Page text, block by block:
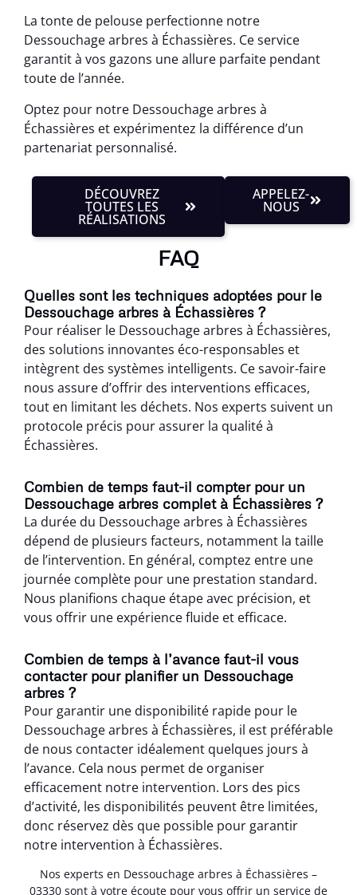
La tonte de pelouse perfectionne notre
Dessouchage arbres à Échassières. Ce service
garantit à vos gazons une allure parfaite pendant
toute de l’année.
Optez pour notre Dessouchage arbres à
Échassières et expérimentez la différence d’un
partenariat personnalisé.
DÉCOUVREZ
TOUTES LES
RÉALISATIONS
APPELEZ-
NOUS
FAQ
Quelles sont les techniques adoptées pour le
Dessouchage arbres à Échassières ?
Pour réaliser le Dessouchage arbres à Échassières,
des solutions innovantes éco-responsables et
intègrent des systèmes intelligents. Ce savoir-faire
nous assure d’offrir des interventions efficaces,
tout en limitant les déchets. Nos experts suivent un
protocole précis pour assurer la qualité à
Échassières.
Combien de temps faut-il compter pour un
Dessouchage arbres complet à Échassières ?
La durée du Dessouchage arbres à Échassières
dépend de plusieurs facteurs, notamment la taille
de l’intervention. En général, comptez entre une
journée complète pour une prestation standard.
Nous planifions chaque étape avec précision, et
vous offrir une expérience fluide et efficace.
Combien de temps à l’avance faut-il vous
contacter pour planifier un Dessouchage
arbres ?
Pour garantir une disponibilité rapide pour le
Dessouchage arbres à Échassières, il est préférable
de nous contacter idéalement quelques jours à
l’avance. Cela nous permet de organiser
efficacement notre intervention. Lors des pics
d’activité, les disponibilités peuvent être limitées,
donc réservez dès que possible pour garantir
notre intervention à Échassières.
Nos experts en Dessouchage arbres à Échassières –
03330 sont à votre écoute pour vous offrir un service de